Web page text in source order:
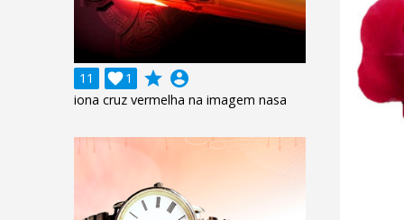
11 1
 grade account_circle
iona cruz vermelha na imagem nasa